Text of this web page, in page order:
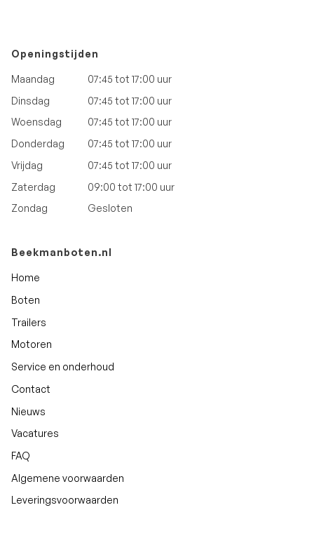
Openingstijden
Maandag
07:45 tot 17:00 uur
Dinsdag
07:45 tot 17:00 uur
Woensdag
07:45 tot 17:00 uur
Donderdag
07:45 tot 17:00 uur
Vrijdag
07:45 tot 17:00 uur
Zaterdag
09:00 tot 17:00 uur
Zondag
Gesloten
Beekmanboten.nl
Home
Boten
Trailers
Motoren
Service en onderhoud
Contact
Nieuws
Vacatures
FAQ
Algemene voorwaarden
Leveringsvoorwaarden